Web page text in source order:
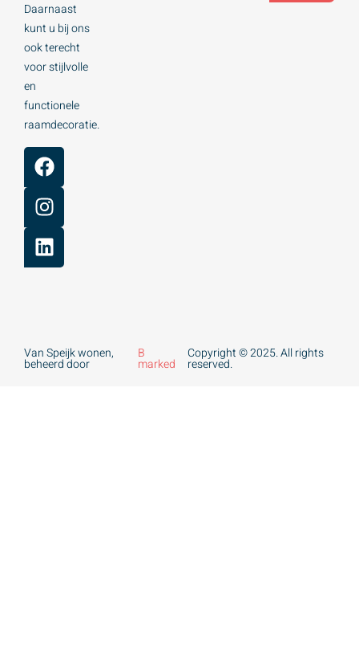
Daarnaast
kunt u bij ons
ook terecht
voor stijlvolle
en
functionele
raamdecoratie.
Van Speijk wonen,
beheerd door
B
marked
Copyright © 2025. All rights
reserved.